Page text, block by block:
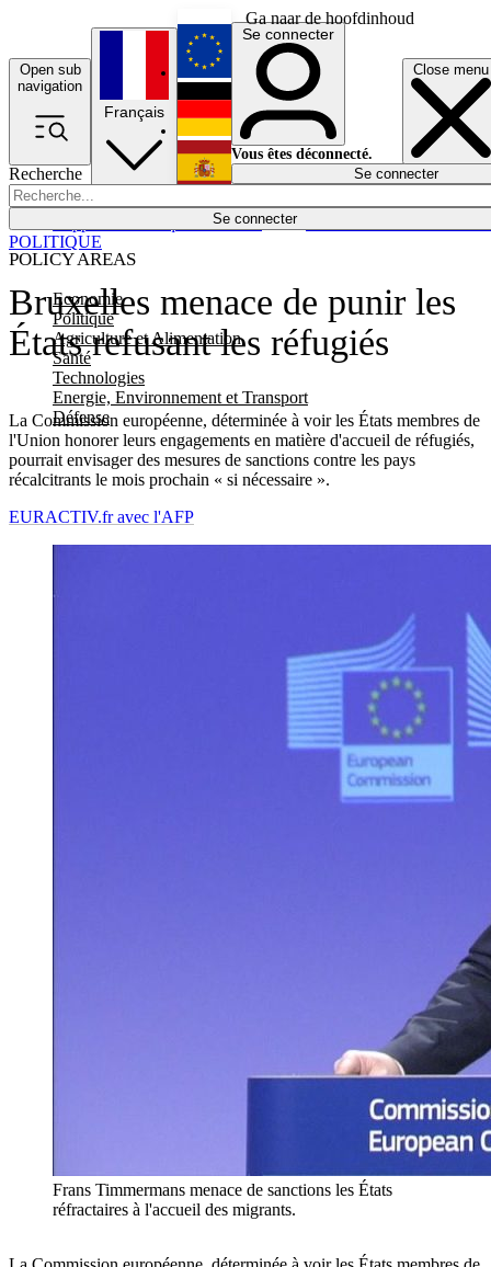
Ga naar de hoofdinhoud
Open sub
navigation
Close menu
Recherche
Se connecter
POLICY AREAS
Economie
Politique
Agriculture et Alimentation
Santé
Technologies
Energie, Environnement et Transport
Défense
Économie
Français
English
Deutsch
Español
Se connecter
Vous êtes déconnecté.
Se connecter
Bruxelles menace de punir les
États refusant les réfugiés
La Commission européenne, déterminée à voir les États membres de
l'Union honorer leurs engagements en matière d'accueil de réfugiés,
pourrait envisager des mesures de sanctions contre les pays
récalcitrants le mois prochain « si nécessaire ».
POLITIQUE
EURACTIV.fr avec l'AFP
Frans Timmermans menace de sanctions les États
réfractaires à l'accueil des migrants.